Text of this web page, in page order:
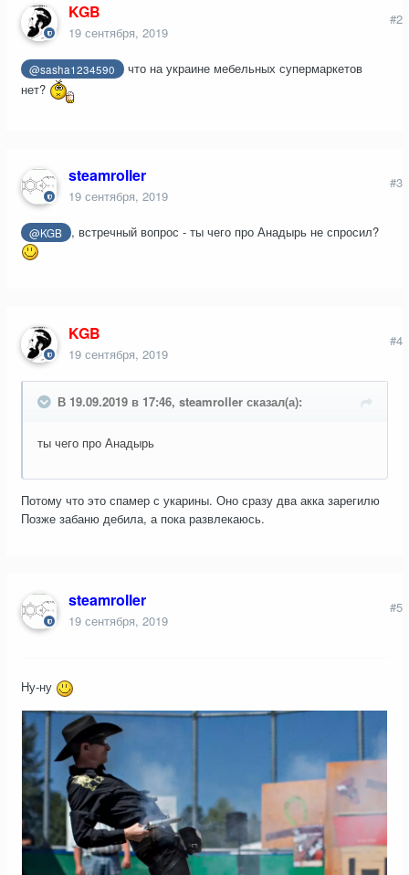
KGB
19 сентября, 2019
#2
@sasha1234590
что на украине мебельных супермаркетов
нет?
steamroller
19 сентября, 2019
#3
@KGB , встречный вопрос - ты чего про Анадырь не спросил?
KGB
19 сентября, 2019
#4
В 19.09.2019 в 17:46, steamroller сказал(а):
ты чего про Анадырь
Потому что это спамер с укарины. Оно сразу два акка зарегилю
Позже забаню дебила, а пока развлекаюсь.
steamroller
19 сентября, 2019
#5
Ну-ну